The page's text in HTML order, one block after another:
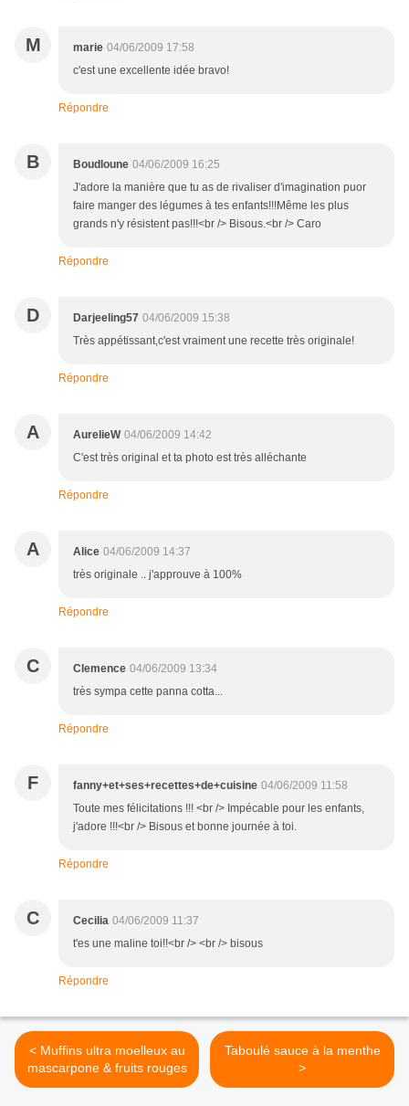
M marie 04/06/2009 17:58
c'est une excellente idée bravo!
Répondre
B Boudloune 04/06/2009 16:25
J'adore la manière que tu as de rivaliser d'imagination puor
faire manger des légumes à tes enfants!!!Même les plus
grands n'y résistent pas!!!<br /> Bisous.<br /> Caro
Répondre
D Darjeeling57 04/06/2009 15:38
Très appétissant,c'est vraiment une recette très originale!
Répondre
A AurelieW 04/06/2009 14:42
C'est très original et ta photo est très alléchante
Répondre
A Alice 04/06/2009 14:37
très originale .. j'approuve à 100%
Répondre
C Clemence 04/06/2009 13:34
très sympa cette panna cotta...
Répondre
F fanny+et+ses+recettes+de+cuisine 04/06/2009 11:58
Toute mes félicitations !!! <br /> Impécable pour les enfants,
j'adore !!!<br /> Bisous et bonne journée à toi.
Répondre
C Cecilia 04/06/2009 11:37
t'es une maline toi!!<br /> <br /> bisous
Répondre
< Muffins ultra moelleux au
mascarpone & fruits rouges
Taboulé sauce à la menthe
>